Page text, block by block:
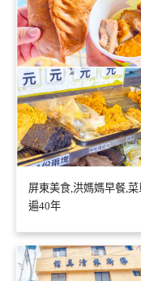
屏東美食,洪媽媽早餐,
遍40年